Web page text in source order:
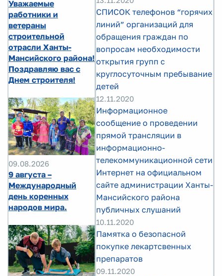
Уважаемые
работники и
ветераны
строительной
отрасли Ханты-
Мансийского района!
Поздравляю вас с
Днем строителя!
09.08.2026
9 августа –
Международный
день коренных
народов мира.
СПИСОК телефонов “горячих
линий” организаций для
обращения граждан по
вопросам необходимости
открытия групп с
круглосуточным пребывание
детей
12.11.2020
Информационное
сообщение о проведении
прямой трансляции в
информационно-
телекоммуникационной сети
Интернет на официальном
сайте администрации Ханты-
Мансийского района
публичных слушаний
10.11.2020
Памятка о безопасной
покупке лекартсвенных
препаратов
09.11.2020